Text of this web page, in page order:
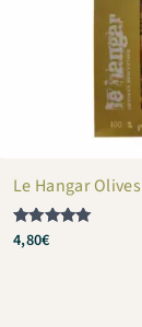
Le Hangar
Note
5
4,80€